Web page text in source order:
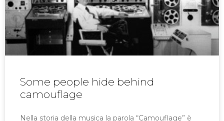
Some people hide behind
camouflage
Nella storia della musica la parola “Camouflage” è